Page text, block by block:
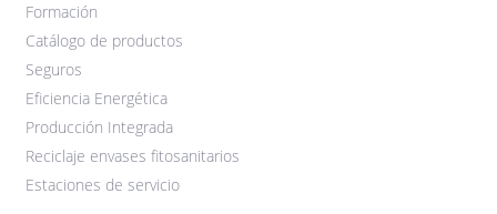
Formación
Catálogo de productos
Seguros
Eficiencia Energética
Producción Integrada
Reciclaje envases fitosanitarios
Estaciones de servicio